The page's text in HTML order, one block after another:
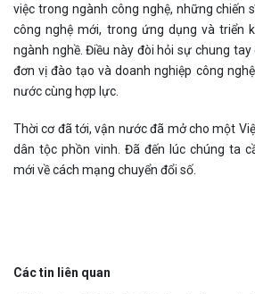
việc trong ngành công nghệ, những chiến
công nghệ mới, trong ứng dụng và triển
ngành nghề. Điều này đòi hỏi sự chung
đơn vị đào tạo và doanh nghiệp công
nước cùng hợp lực.
Thời cơ đã tới, vận nước đã mở cho một
dân tộc phồn vinh. Đã đến lúc chúng ta
mới về cách mạng chuyển đổi số.
Các tin liên quan